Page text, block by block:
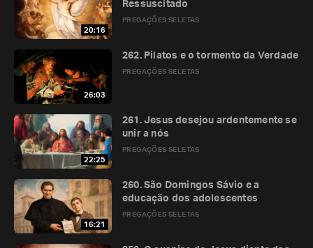
20:16
PREGAÇÕES SELETAS
Ressuscitado
26:03
PREGAÇÕES SELETAS
262. Pilatos e o tormento da Verdade
22:25
PREGAÇÕES SELETAS
261. Jesus desejou ardentemente se
unir a nós
16:21
PREGAÇÕES SELETAS
260. São Domingos Sávio e a
educação dos adolescentes